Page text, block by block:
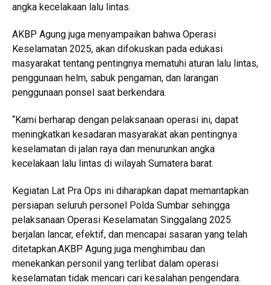
angka kecelakaan lalu lintas.
AKBP Agung juga menyampaikan bahwa Operasi
Keselamatan 2025, akan difokuskan pada edukasi
masyarakat tentang pentingnya mematuhi aturan lalu lintas,
penggunaan helm, sabuk pengaman, dan larangan
penggunaan ponsel saat berkendara.
“Kami berharap dengan pelaksanaan operasi ini, dapat
meningkatkan kesadaran masyarakat akan pentingnya
keselamatan di jalan raya dan menurunkan angka
kecelakaan lalu lintas di wilayah Sumatera barat.
Kegiatan Lat Pra Ops ini diharapkan dapat memantapkan
persiapan seluruh personel Polda Sumbar sehingga
pelaksanaan Operasi Keselamatan Singgalang 2025
berjalan lancar, efektif, dan mencapai sasaran yang telah
ditetapkan.AKBP Agung juga menghimbau dan
menekankan personil yang terlibat dalam operasi
keselamatan tidak mencari cari kesalahan pengendara.